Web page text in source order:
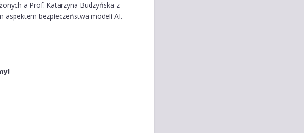
a Prof. Katarzyna Budzyńska z
aspektem bezpieczeństwa modeli AI.